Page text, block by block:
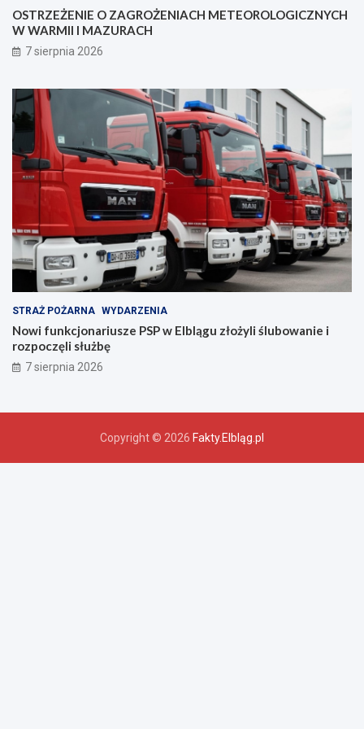
e
z
p
i
c
z
e
ń
s
t
w
z
a
n
i
OSTRZEŻENIE O ZAGROŻENIACH METEOROLOGICZNYCH
W WARMII I MAZURACH
7 sierpnia 2026
STRAŻ POŻARNA WYDARZENIA
Nowi funkcjonariusze PSP w Elblągu złożyli ślubowanie i
rozpoczęli służbę
7 sierpnia 2026
Copyright © 2026 Fakty.Elbląg.pl